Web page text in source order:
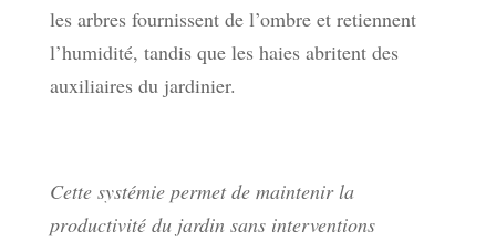
les arbres fournissent de l’ombre et retiennent
l’humidité, tandis que les haies abritent des
auxiliaires du jardinier.
Cette systémie permet de maintenir la
productivité du jardin sans interventions